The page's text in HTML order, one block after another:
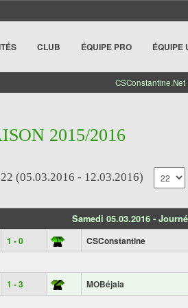
CLUB ÉQUIPE PRO ÉQUIPE
2015/2016
(05.03.2016 - 12.03.2016)
Samedi 05.03.2016 -
1 - 0
CSConstantine
1 - 3 MOBéjaia